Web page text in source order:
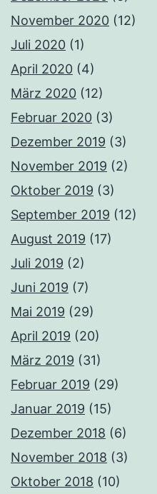
November 2020 (12)
Juli 2020 (1)
April 2020 (4)
März 2020 (12)
Februar 2020 (3)
Dezember 2019 (3)
November 2019 (2)
Oktober 2019 (3)
September 2019 (12)
August 2019 (17)
Juli 2019 (2)
Juni 2019 (7)
Mai 2019 (29)
April 2019 (20)
März 2019 (31)
Februar 2019 (29)
Januar 2019 (15)
Dezember 2018 (6)
November 2018 (3)
Oktober 2018 (10)